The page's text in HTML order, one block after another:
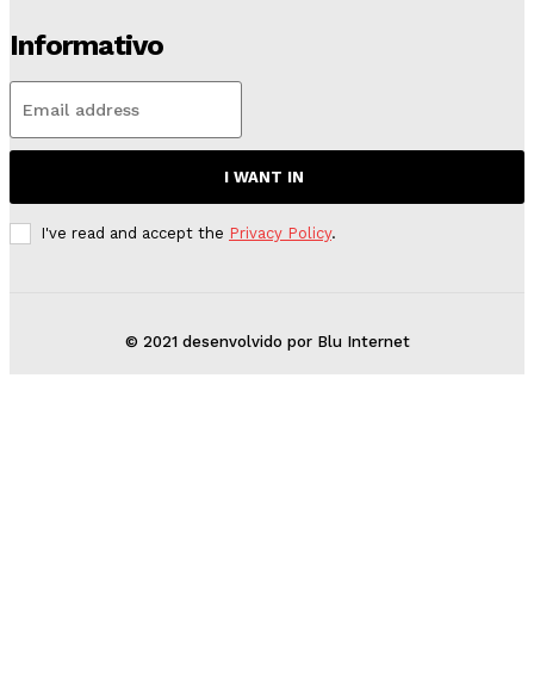
Informativo
I WANT IN
I've read and accept the Privacy Policy.
© 2021 desenvolvido por Blu Internet